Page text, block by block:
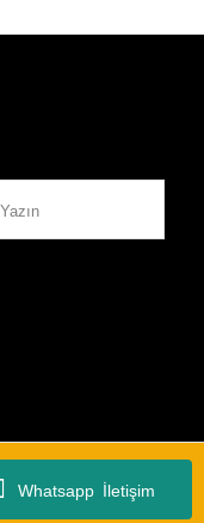
Whatsapp İletişim